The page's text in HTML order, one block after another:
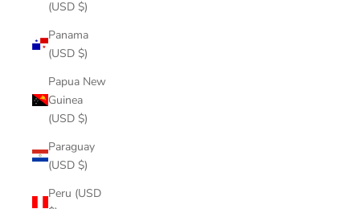
(USD $)
Panama
(USD $)
Papua New
Guinea
(USD $)
Paraguay
(USD $)
Peru (USD